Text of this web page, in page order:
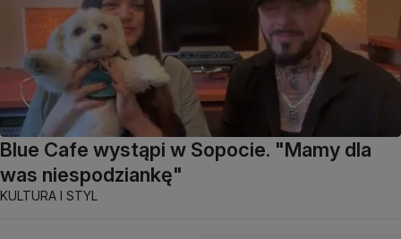
Blue Cafe wystąpi w Sopocie. "Mamy dla
was niespodziankę"
KULTURA I STYL